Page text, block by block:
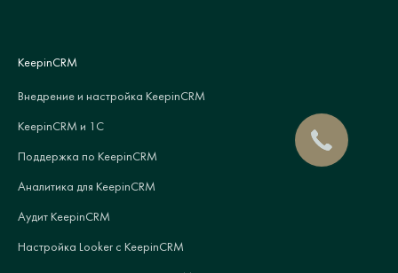
KeepinCRM
Внедрение и настройка KeepinCRM
KeepinCRM и 1С
Поддержка по KeepinCRM
Аналитика для KeepinCRM
Аудит KeepinCRM
Настройка Looker с KeepinCRM